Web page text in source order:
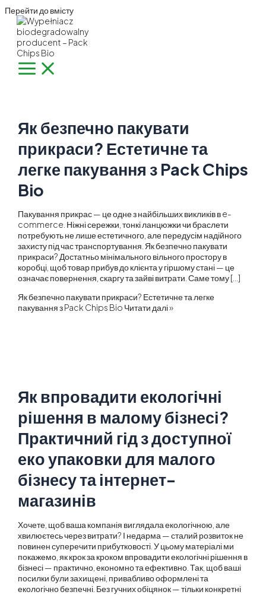
Перейти до вмісту
Як безпечно пакувати
прикраси? Естетичне та
легке пакування з Pack Chips
Bio
Пакування прикрас — це одне з найбільших викликів в e-
commerce. Ніжні сережки, тонкі ланцюжки чи браслети
потребують не лише естетичного, але передусім надійного
захисту під час транспортування. Як безпечно пакувати
прикраси? Достатньо мінімального вільного простору в
коробці, щоб товар прибув до клієнта у гіршому стані — це
означає повернення, скаргу та зайві витрати. Саме тому […]
Як безпечно пакувати прикраси? Естетичне та легке
пакування з Pack Chips Bio Читати далі »
Як впровадити екологічні
рішення в малому бізнесі?
Практичний гід з доступної
еко упаковки для малого
бізнесу та інтернет-
магазинів
Хочете, щоб ваша компанія виглядала екологічною, але
хвилюєтесь через витрати? І недарма — сталий розвиток не
повинен суперечити прибутковості. У цьому матеріалі ми
покажемо, як крок за кроком впровадити екологічні рішення в
бізнесі — практично, економно та ефективно. Так, щоб ваші
посилки були захищені, привабливо оформлені та
екологічно безпечні. Без гучних обіцянок — тільки конкретні